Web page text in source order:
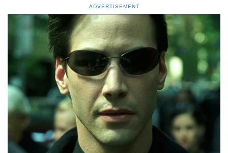
ADVERTISEMENT